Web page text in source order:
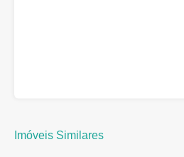
Imóveis Similares